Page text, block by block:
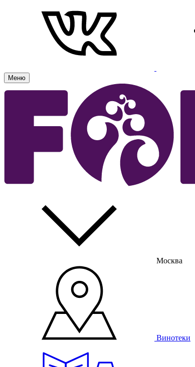
Меню
Москва
Винотеки